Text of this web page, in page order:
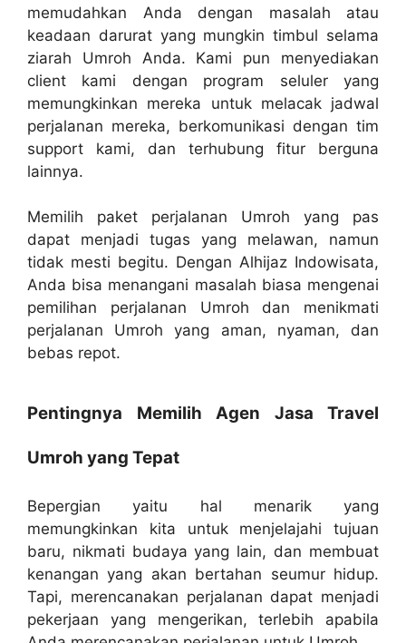
memudahkan Anda dengan masalah atau
keadaan darurat yang mungkin timbul selama
ziarah Umroh Anda. Kami pun menyediakan
client kami dengan program seluler yang
memungkinkan mereka untuk melacak jadwal
perjalanan mereka, berkomunikasi dengan tim
support kami, dan terhubung fitur berguna
lainnya.
Memilih paket perjalanan Umroh yang pas
dapat menjadi tugas yang melawan, namun
tidak mesti begitu. Dengan Alhijaz Indowisata,
Anda bisa menangani masalah biasa mengenai
pemilihan perjalanan Umroh dan menikmati
perjalanan Umroh yang aman, nyaman, dan
bebas repot.
Pentingnya Memilih Agen Jasa Travel
Umroh yang Tepat
Bepergian yaitu hal menarik yang
memungkinkan kita untuk menjelajahi tujuan
baru, nikmati budaya yang lain, dan membuat
kenangan yang akan bertahan seumur hidup.
Tapi, merencanakan perjalanan dapat menjadi
pekerjaan yang mengerikan, terlebih apabila